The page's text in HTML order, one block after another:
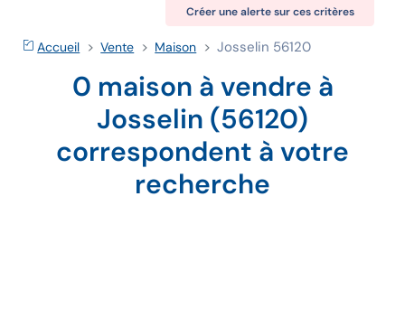
Créer une alerte sur ces critères
Accueil Vente Maison Josselin 56120
0 maison à vendre à
Josselin (56120)
correspondent à votre
recherche